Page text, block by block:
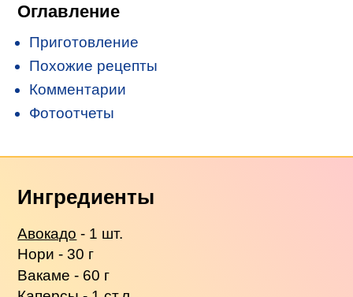
Оглавление
Приготовление
Похожие рецепты
Комментарии
Фотоотчеты
Ингредиенты
Авокадо - 1 шт.
Нори - 30 г
Вакаме - 60 г